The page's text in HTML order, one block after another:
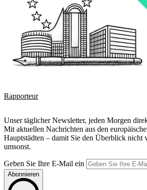
Rapporteur
Unser täglicher Newsletter, jeden Morgen
Mit aktuellen Nachrichten aus den
Hauptstädten – damit Sie den Überblick nicht
umsonst.
Geben Sie Ihre E-Mail ein
Abonnieren